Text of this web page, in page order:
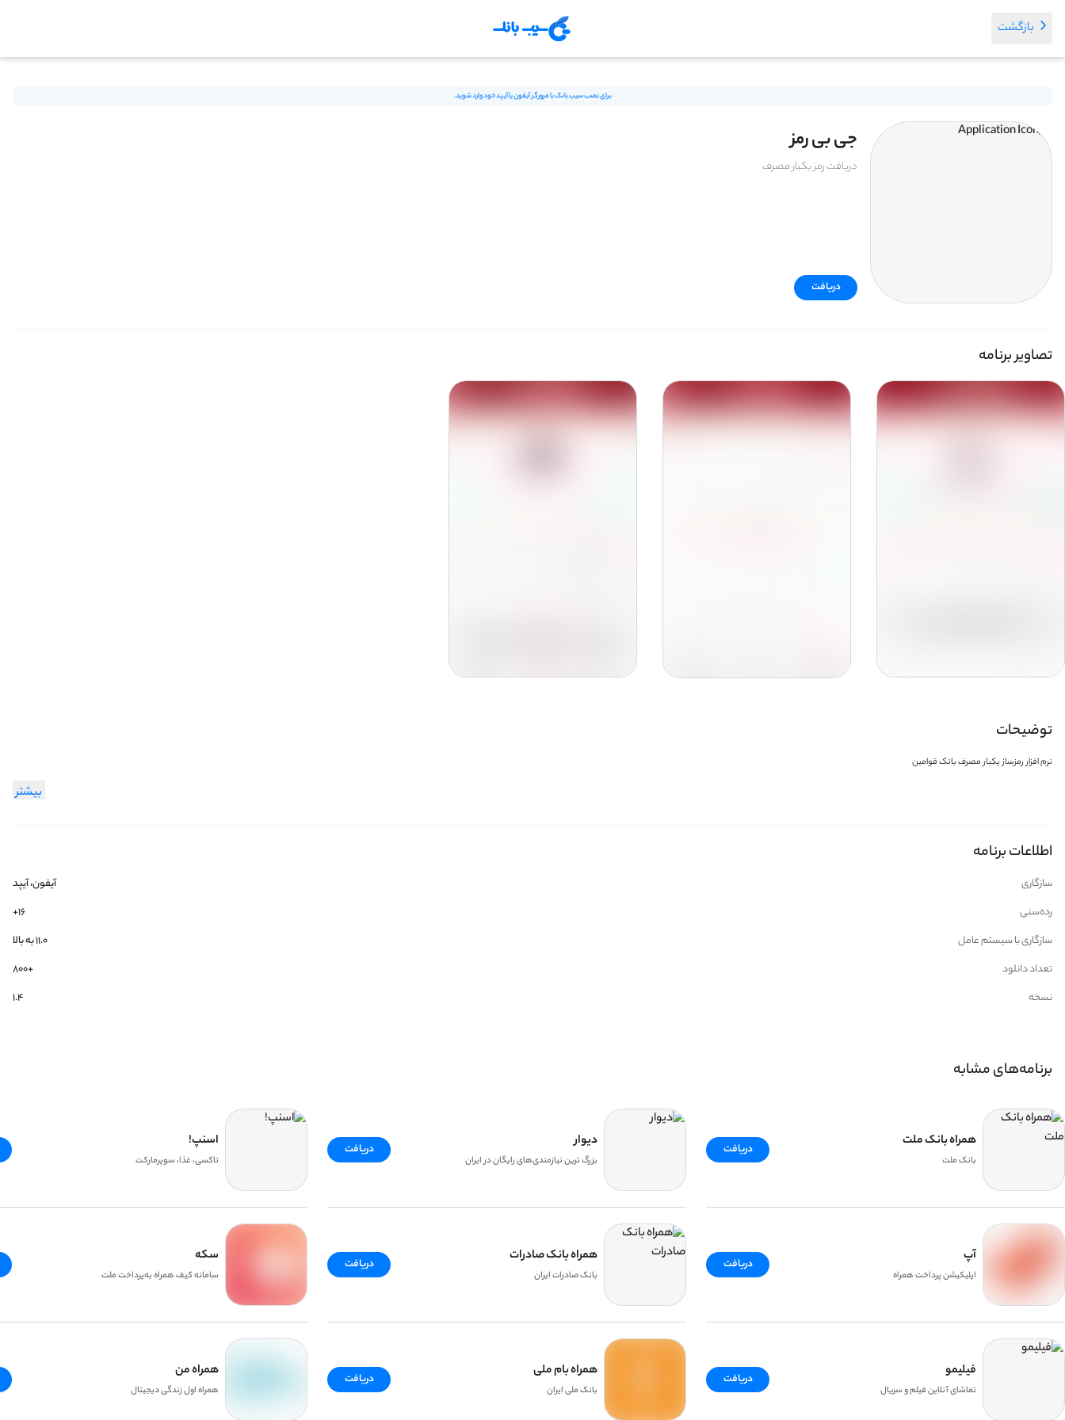
بازگشت
برای نصب سیب بانک با مرورگر آیفون یا آیپد خود وارد شوید.
جی بی رمز
دریافت رمز یکبار مصرف
دریافت
تصاویر برنامه
توضیحات
نرم افزار رمزساز یکبار مصرف بانک قوامین
بیشتر
اطلاعات برنامه
سازگاری
آیفون، آیپد
رده‌سنی
۱۶+
سازگاری با سیستم عامل
۱۱.۰ به بالا
تعداد دانلود
+800
نسخه
1.4
برنامه‌های مشابه
همراه بانک ملت
بانک ملت
دریافت
آپ
اپلیکیشن پرداخت همراه
دریافت
فیلیمو
تماشای آنلاین فیلم و سریال
دریافت
دیوار
بزرگ ترین نیازمندی‌های رایگان در ایران
دریافت
همراه بانک صادرات
بانک صادرات ایران
دریافت
همراه بام ملی
بانک ملی ایران
دریافت
اسنپ!
تاکسی، غذا، سوپرمارکت
سکه
سامانه کیف همراه به‌پرداخت ملت
همراه من
همراه اول زندگی دیجیتال